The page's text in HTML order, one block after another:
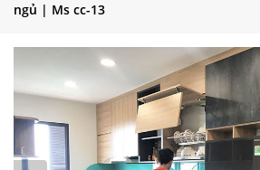
ngủ | Ms cc-13